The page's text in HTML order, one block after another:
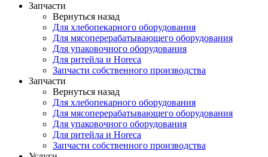
Запчасти
Вернуться назад
Для хлебопекарного оборудования
Для мясоперерабатывающего оборудования
Для упаковочного оборудования
Для ритейла и Horeca
Запчасти собственного производства
Запчасти
Вернуться назад
Для хлебопекарного оборудования
Для мясоперерабатывающего оборудования
Для упаковочного оборудования
Для ритейла и Horeca
Запчасти собственного производства